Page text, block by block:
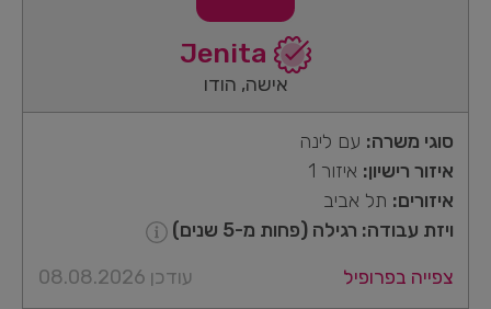
אישה, הודו
סוגי משרה: עם לינה
איזור רישיון: איזור 1
איזורים: תל אביב
ויזת עבודה: רגילה (פחות מ-5 שנים)
צפייה בפרופיל
עודכן 08.08.2026